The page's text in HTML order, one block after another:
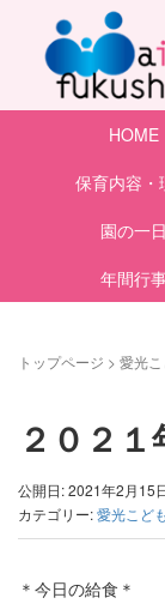
HOME
保育内容・
園の一日
年間行
トップページ > 愛光
２０２１
公開日: 2021年2月15
カテゴリー:愛光こど
＊今日の給食＊